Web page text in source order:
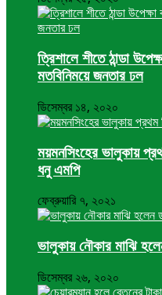
ত্রিশালে শীতে ঠান্ডা
মতবিনিময়ে জনতার ঢল
ডিসেম্বর ১৪, ২০২০
ময়মনসিংহের ভালুকায়
ধনু এমপি
ফেব্রুয়ারি ৭, ২০২১
ভালুকায় নৌকার মাঝি
ডিসেম্বর ২৬, ২০২০